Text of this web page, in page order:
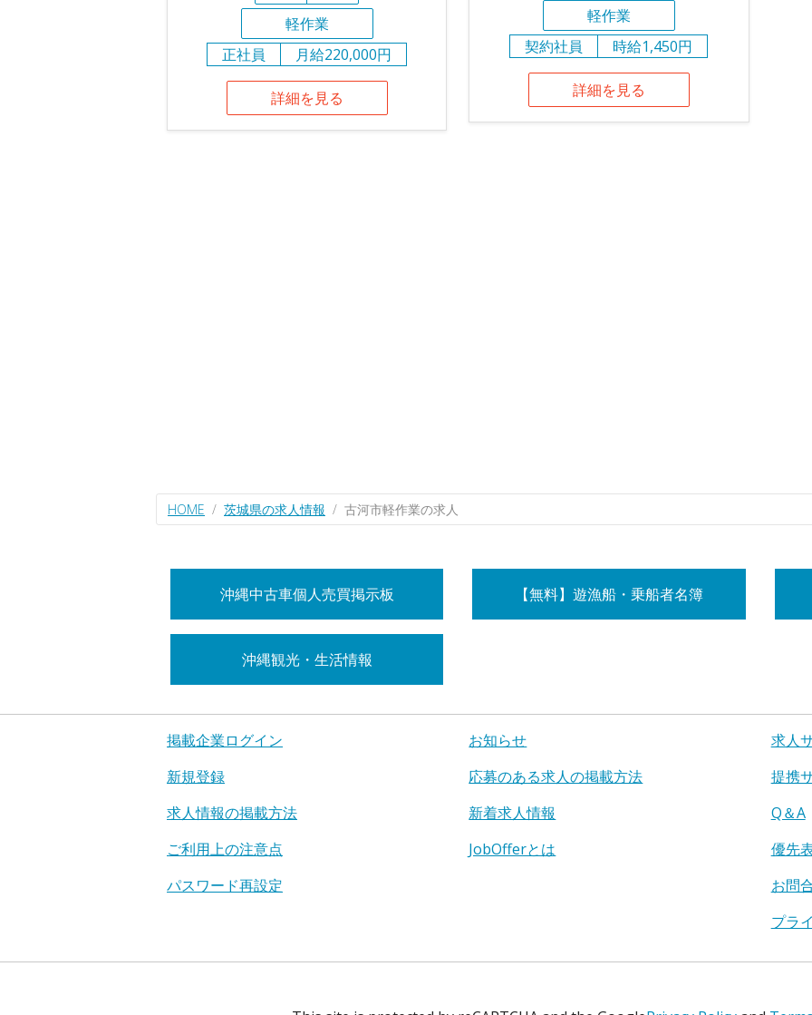
軽作業
正社員
月給220,000円
詳細を見る
軽作業
契約社員
時給1,450円
詳細を見る
HOME 茨城県の求人情報 古河市軽作業の求人
沖縄中古車個人売買掲示板 【無料】遊漁船・乗船者名簿
沖縄観光・生活情報
掲載企業ログイン
新規登録
求人情報の掲載方法
ご利用上の注意点
パスワード再設定
お知らせ
応募のある求人の掲載方法
新着求人情報
JobOfferとは
求人
提携
Q＆A
優先
お問
プラ